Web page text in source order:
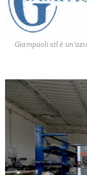
Giampaoli srl è